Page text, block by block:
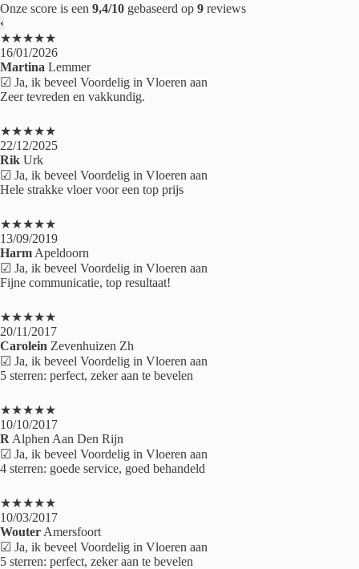
Onze score is een 9,4/10 gebaseerd op 9 reviews
‹
★★★★★
16/01/2026
Martina Lemmer
☑ Ja, ik beveel Voordelig in Vloeren aan
Zeer tevreden en vakkundig.
★★★★★
22/12/2025
Rik Urk
☑ Ja, ik beveel Voordelig in Vloeren aan
Hele strakke vloer voor een top prijs
★★★★★
13/09/2019
Harm Apeldoorn
☑ Ja, ik beveel Voordelig in Vloeren aan
Fijne communicatie, top resultaat!
★★★★★
20/11/2017
Carolein Zevenhuizen Zh
☑ Ja, ik beveel Voordelig in Vloeren aan
5 sterren: perfect, zeker aan te bevelen
★★★★★
10/10/2017
R Alphen Aan Den Rijn
☑ Ja, ik beveel Voordelig in Vloeren aan
4 sterren: goede service, goed behandeld
★★★★★
10/03/2017
Wouter Amersfoort
☑ Ja, ik beveel Voordelig in Vloeren aan
5 sterren: perfect, zeker aan te bevelen